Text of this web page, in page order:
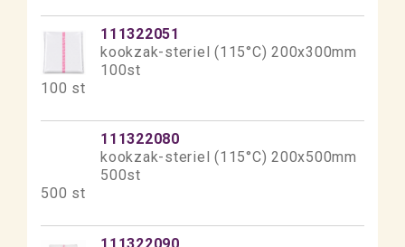
111322051
kookzak-steriel (115°C) 200x300mm
100st
100 st
111322080
kookzak-steriel (115°C) 200x500mm
500st
500 st